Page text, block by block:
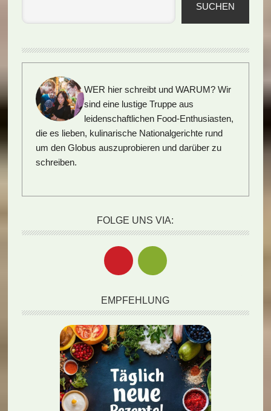
SUCHEN
WER hier schreibt und WARUM? Wir
sind eine lustige Truppe aus
leidenschaftlichen Food-Enthusiasten,
die es lieben, kulinarische Nationalgerichte rund
um den Globus auszuprobieren und darüber zu
schreiben.
FOLGE UNS VIA:
EMPFEHLUNG